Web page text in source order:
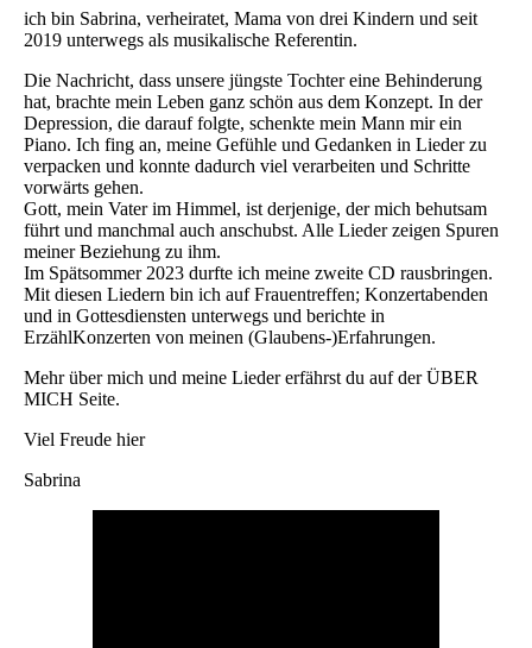
ich bin Sabrina, verheiratet, Mama von drei Kindern und seit
2019 unterwegs als musikalische Referentin.
Die Nachricht, dass unsere jüngste Tochter eine Behinderung
hat, brachte mein Leben ganz schön aus dem Konzept. In der
Depression, die darauf folgte, schenkte mein Mann mir ein
Piano. Ich fing an, meine Gefühle und Gedanken in Lieder zu
verpacken und konnte dadurch viel verarbeiten und Schritte
vorwärts gehen.
Gott, mein Vater im Himmel, ist derjenige, der mich behutsam
führt und manchmal auch anschubst. Alle Lieder zeigen Spuren
meiner Beziehung zu ihm.
Im Spätsommer 2023 durfte ich meine zweite CD rausbringen.
Mit diesen Liedern bin ich auf Frauentreffen; Konzertabenden
und in Gottesdiensten unterwegs und berichte in
ErzählKonzerten von meinen (Glaubens-)Erfahrungen.
Mehr über mich und meine Lieder erfährst du auf der ÜBER
MICH Seite.
Viel Freude hier
Sabrina